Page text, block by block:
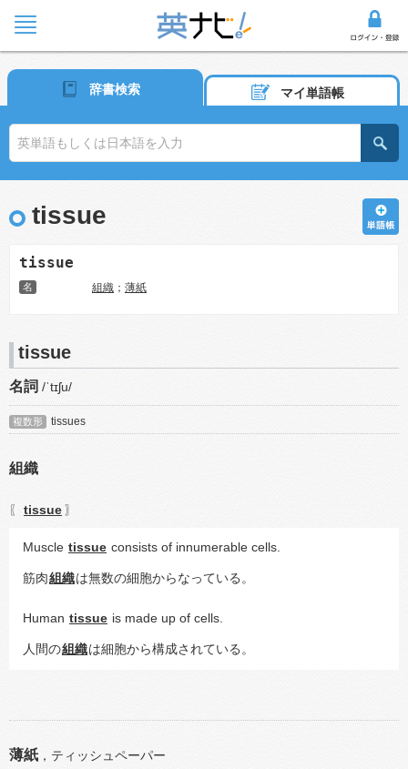
辞書検索 マイ単語帳
tissue
tissue
名 組織 ； 薄紙
tissue
名詞 /ˈtɪʃu/
複数形 tissues
組織
〖 tissue 〗
Muscle tissue consists of innumerable cells.
筋肉組織は無数の細胞からなっている。
Human tissue is made up of cells.
人間の組織は細胞から構成されている。
薄紙 ， ティッシュペーパー